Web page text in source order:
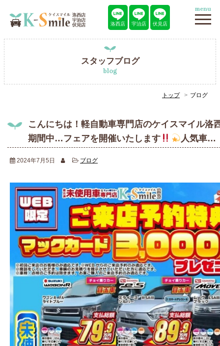
洛西店 宇治店 伏見店
menu
スタッフブログ
blog
トップ ブログ
こんにちは！軽自動車専門店のケイスマイル洛
期間中…フェアを開催いたします
人気車…
2024年7月5日 ブログ